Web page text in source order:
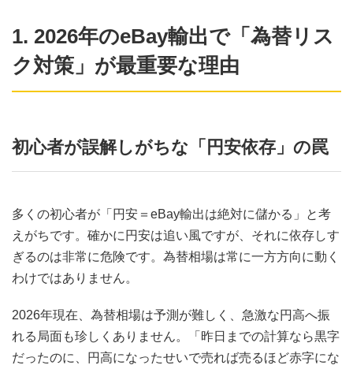
1. 2026年のeBay輸出で「為替リス
ク対策」が最重要な理由
初心者が誤解しがちな「円安依存」の罠
多くの初心者が「円安＝eBay輸出は絶対に儲かる」と考
えがちです。確かに円安は追い風ですが、それに依存しす
ぎるのは非常に危険です。為替相場は常に一方方向に動く
わけではありません。
2026年現在、為替相場は予測が難しく、急激な円高へ振
れる局面も珍しくありません。「昨日までの計算なら黒字
だったのに、円高になったせいで売れば売るほど赤字にな